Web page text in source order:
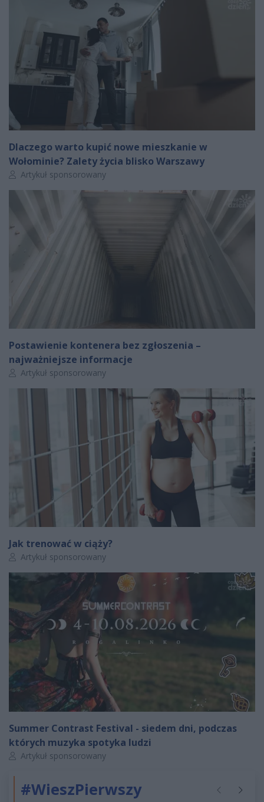
Dlaczego warto kupić nowe mieszkanie w
Wołominie? Zalety życia blisko Warszawy
Autor artykułu:
Artykuł sponsorowany
Postawienie kontenera bez zgłoszenia –
najważniejsze informacje
Autor artykułu:
Artykuł sponsorowany
Jak trenować w ciąży?
Autor artykułu:
Artykuł sponsorowany
Summer Contrast Festival - siedem dni, podczas
których muzyka spotyka ludzi
Autor artykułu:
Artykuł sponsorowany
#WieszPierwszy Poprzednie